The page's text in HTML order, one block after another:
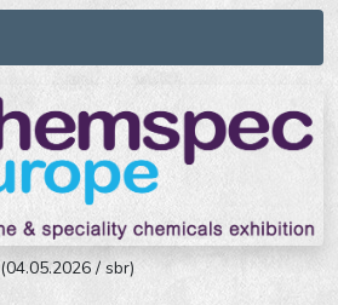
(04.05.2026 / sbr)